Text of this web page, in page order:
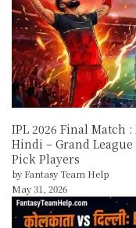
IPL 2026 Final Match
Hindi – Grand
Pick Players
by Fantasy Team Help
May 31, 2026